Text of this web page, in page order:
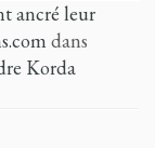
ancré leur
dans
Korda